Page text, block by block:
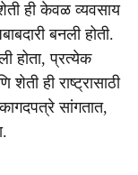
ही केवळ व्यवसाय
बनली होती.
होता, प्रत्येक
शेती ही राष्ट्रासाठी
सांगतात,